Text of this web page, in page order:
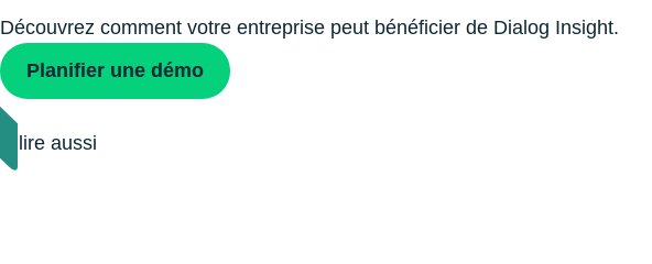
Découvrez comment votre entreprise peut bénéficier de Dialog Insight.
Planiﬁer une démo
À lire aussi